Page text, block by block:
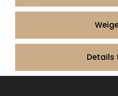
Details
Contact
Onze werkwijze
Urnen en as sieraden
Volg ons op: